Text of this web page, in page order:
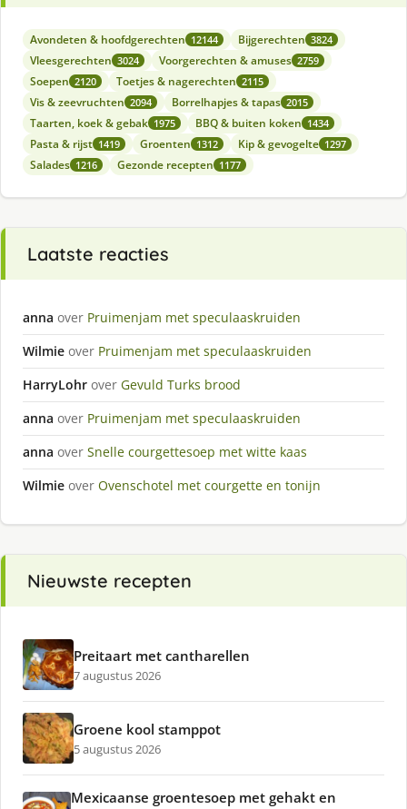
Avondeten & hoofdgerechten 12144 Bijgerechten 3824
Vleesgerechten 3024 Voorgerechten & amuses 2759
Soepen 2120 Toetjes & nagerechten 2115
Vis & zeevruchten 2094 Borrelhapjes & tapas 2015
Taarten, koek & gebak 1975 BBQ & buiten koken 1434
Pasta & rijst 1419 Groenten 1312 Kip & gevogelte 1297
Salades 1216 Gezonde recepten 1177
Laatste reacties
anna over Pruimenjam met speculaaskruiden
Wilmie over Pruimenjam met speculaaskruiden
HarryLohr over Gevuld Turks brood
anna over Pruimenjam met speculaaskruiden
anna over Snelle courgettesoep met witte kaas
Wilmie over Ovenschotel met courgette en tonijn
Nieuwste recepten
Preitaart met cantharellen
7 augustus 2026
Groene kool stamppot
5 augustus 2026
Mexicaanse groentesoep met gehakt en